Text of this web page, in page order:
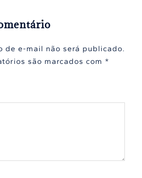
de e-mail não será publicado.
são marcados com *